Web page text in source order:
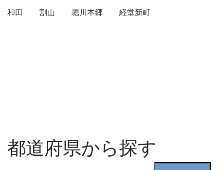
和田
割山 堀川本郷 経堂新町
都道府県から探す